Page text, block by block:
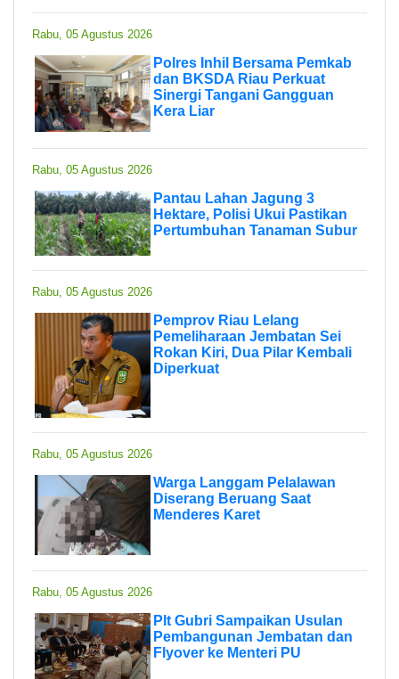
Rabu, 05 Agustus 2026
Polres Inhil Bersama Pemkab
dan BKSDA Riau Perkuat
Sinergi Tangani Gangguan
Kera Liar
Rabu, 05 Agustus 2026
Pantau Lahan Jagung 3
Hektare, Polisi Ukui Pastikan
Pertumbuhan Tanaman Subur
Rabu, 05 Agustus 2026
Pemprov Riau Lelang
Pemeliharaan Jembatan Sei
Rokan Kiri, Dua Pilar Kembali
Diperkuat
Rabu, 05 Agustus 2026
Warga Langgam Pelalawan
Diserang Beruang Saat
Menderes Karet
Rabu, 05 Agustus 2026
Plt Gubri Sampaikan Usulan
Pembangunan Jembatan dan
Flyover ke Menteri PU